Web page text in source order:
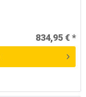
834,95 € *